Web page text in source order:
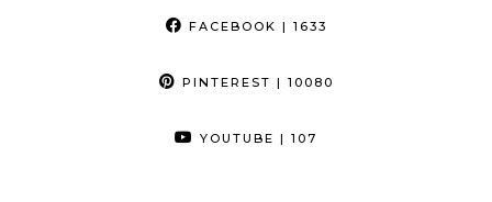
FACEBOOK | 1633
PINTEREST | 10080
YOUTUBE | 107